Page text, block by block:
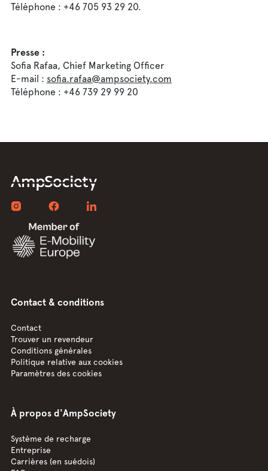
Téléphone : +46 705 93 29 20.
Presse :
Sofia Rafaa, Chief Marketing Officer
E-mail : sofia.rafaa@ampsociety.com
Téléphone : +46 739 29 99 20
Contact & conditions
Contact
Trouver un revendeur
Conditions générales
Politique relative aux cookies
Paramètres des cookies
À propos d'AmpSociety
Système de recharge
Entreprise
Carrières (en suédois)